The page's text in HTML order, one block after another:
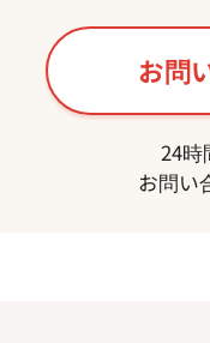
お問
24時
お問い